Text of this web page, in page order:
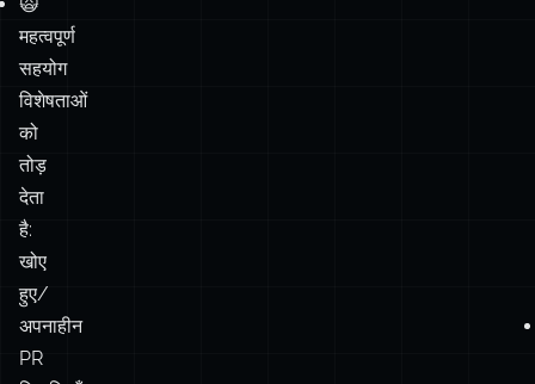
को
तोड़
देता
है:
खोए
हुए/
अपनाहीन
PR
टिप्पणियाँ।
असभ्य।
🖇️
परमानंत